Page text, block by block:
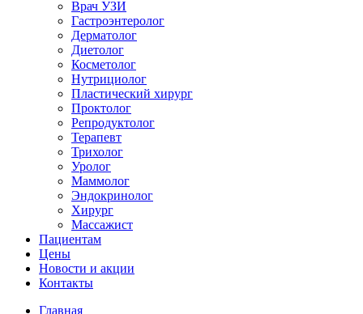
Врач УЗИ
Гастроэнтеролог
Дерматолог
Диетолог
Косметолог
Нутрициолог
Пластический хирург
Проктолог
Репродуктолог
Терапевт
Трихолог
Уролог
Маммолог
Эндокринолог
Хирург
Массажист
Пациентам
Цены
Новости и акции
Контакты
Главная